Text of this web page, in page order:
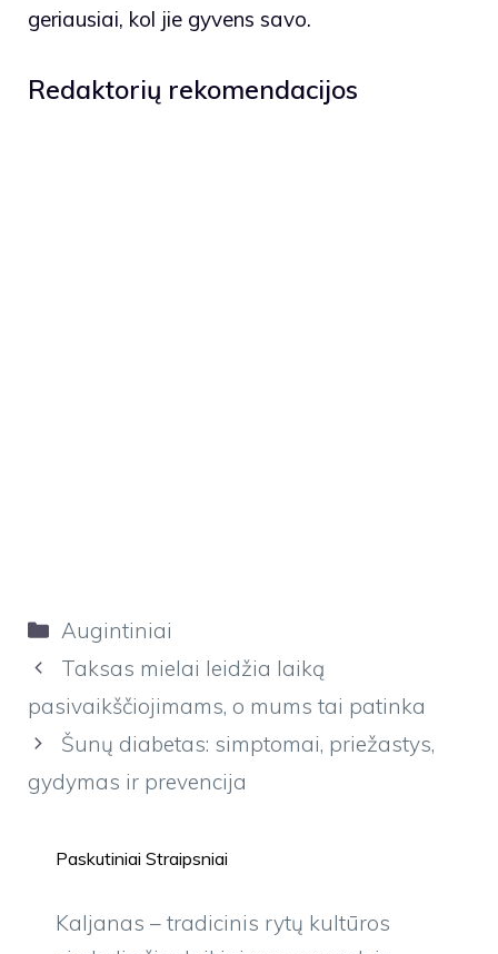
geriausiai, kol jie gyvens savo.
Redaktorių rekomendacijos
Kategorijos
Augintiniai
Taksas mielai leidžia laiką
pasivaikščiojimams, o mums tai patinka
Šunų diabetas: simptomai, priežastys,
gydymas ir prevencija
Paskutiniai Straipsniai
Kaljanas – tradicinis rytų kultūros